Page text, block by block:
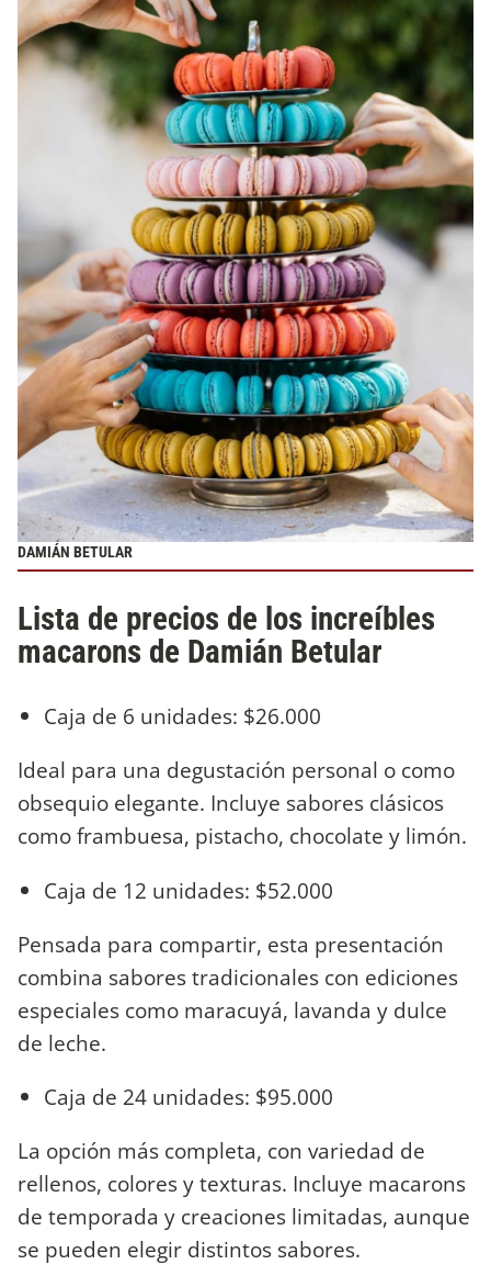
DAMIÁN BETULAR
Lista de precios de los increíbles
macarons de Damián Betular
Caja de 6 unidades: $26.000
Ideal para una degustación personal o como
obsequio elegante. Incluye sabores clásicos
como frambuesa, pistacho, chocolate y limón.
Caja de 12 unidades: $52.000
Pensada para compartir, esta presentación
combina sabores tradicionales con ediciones
especiales como maracuyá, lavanda y dulce
de leche.
Caja de 24 unidades: $95.000
La opción más completa, con variedad de
rellenos, colores y texturas. Incluye macarons
de temporada y creaciones limitadas, aunque
se pueden elegir distintos sabores.